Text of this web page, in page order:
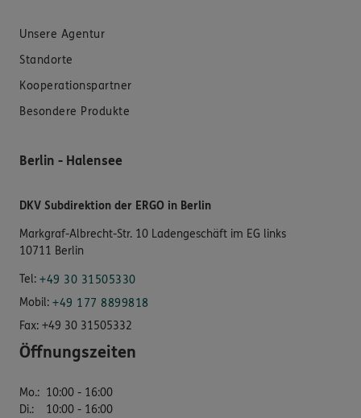
Unsere Agentur
Standorte
Kooperationspartner
Besondere Produkte
Berlin - Halensee
DKV Subdirektion der ERGO in Berlin
Markgraf-Albrecht-Str. 10 Ladengeschäft im EG links
10711 Berlin
Tel: +49 30 31505330
Mobil: +49 177 8899818
Fax: +49 30 31505332
Öffnungszeiten
Mo.: 10:00 - 16:00
Di.:
10:00 - 16:00